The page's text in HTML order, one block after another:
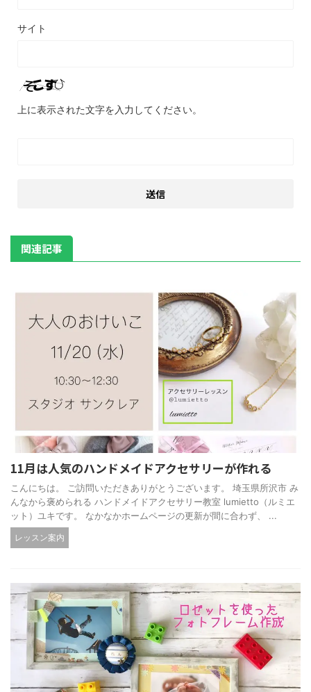
サイト
上に表示された文字を入力してください。
関連記事
11月は人気のハンドメイドアクセサリーが作れる
こんにちは。 ご訪問いただきありがとうございます。 埼玉県所沢市 み
んなから褒められる ハンドメイドアクセサリー教室 lumietto（ルミエ
ット）ユキです。 なかなかホームページの更新が間に合わず、 ...
レッスン案内